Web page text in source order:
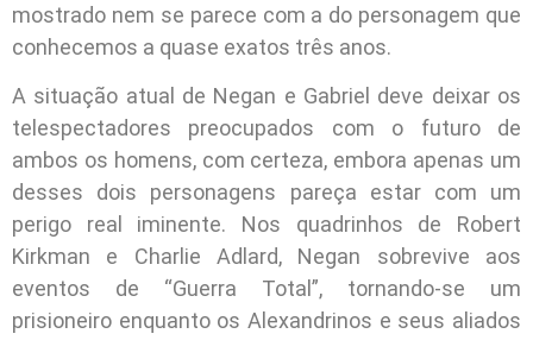
mostrado nem se parece com a do personagem que
conhecemos a quase exatos três anos.
A situação atual de Negan e Gabriel deve deixar os
telespectadores preocupados com o futuro de
ambos os homens, com certeza, embora apenas um
desses dois personagens pareça estar com um
perigo real iminente. Nos quadrinhos de Robert
Kirkman e Charlie Adlard, Negan sobrevive aos
eventos de “Guerra Total”, tornando-se um
prisioneiro enquanto os Alexandrinos e seus aliados